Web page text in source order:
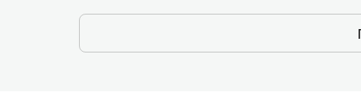
бокалом выдающегося вина и новые